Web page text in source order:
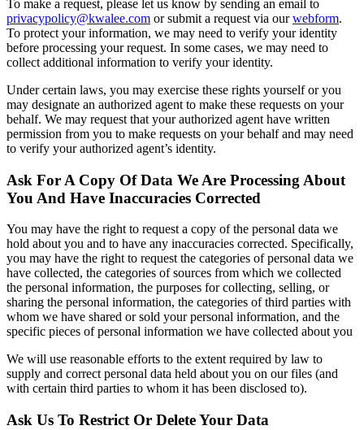
To make a request, please let us know by sending an email to
privacypolicy@kwalee.com or submit a request via ourwebform.
To protect your information, we may need to verify your identity
before processing your request. In some cases, we may need to
collect additional information to verify your identity.
Under certain laws, you may exercise these rights yourself or you
may designate an authorized agent to make these requests on your
behalf. We may request that your authorized agent have written
permission from you to make requests on your behalf and may need
to verify your authorized agent’s identity.
Ask For A Copy Of Data We Are Processing About
You And Have Inaccuracies Corrected
You may have the right to request a copy of the personal data we
hold about you and to have any inaccuracies corrected. Specifically,
you may have the right to request the categories of personal data we
have collected, the categories of sources from which we collected
the personal information, the purposes for collecting, selling, or
sharing the personal information, the categories of third parties with
whom we have shared or sold your personal information, and the
specific pieces of personal information we have collected about you
We will use reasonable efforts to the extent required by law to
supply and correct personal data held about you on our files (and
with certain third parties to whom it has been disclosed to).
Ask Us To Restrict Or Delete Your Data